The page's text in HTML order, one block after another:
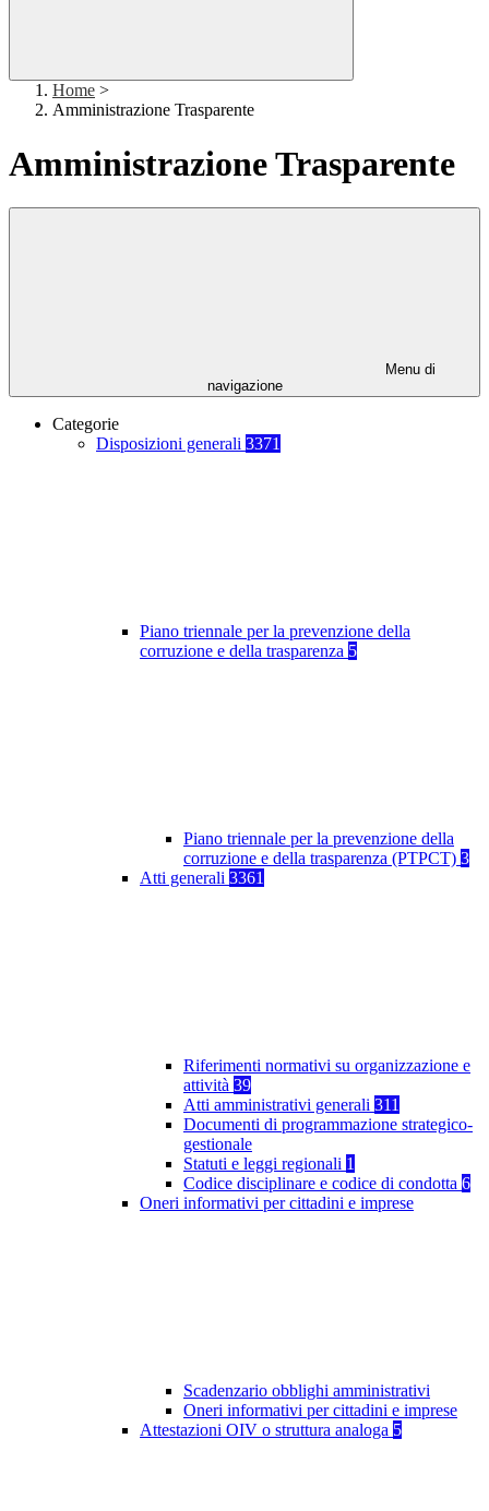
Home >
Amministrazione Trasparente
Amministrazione Trasparente
Menu di
navigazione
Categorie
Disposizioni generali 3371
Piano triennale per la prevenzione della
corruzione e della trasparenza 5
Piano triennale per la prevenzione della
corruzione e della trasparenza (PTPCT) 3
Atti generali 3361
Riferimenti normativi su organizzazione e
attività 39
Atti amministrativi generali 311
Documenti di programmazione strategico-
gestionale
Statuti e leggi regionali 1
Codice disciplinare e codice di condotta 6
Oneri informativi per cittadini e imprese
Scadenzario obblighi amministrativi
Oneri informativi per cittadini e imprese
Attestazioni OIV o struttura analoga 5